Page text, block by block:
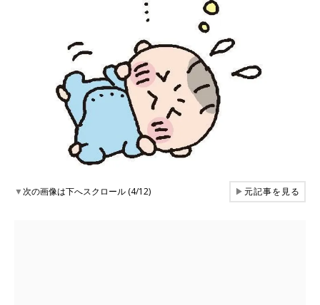
▼次の画像は下へスクロール (4/12) ▶元記事を見る